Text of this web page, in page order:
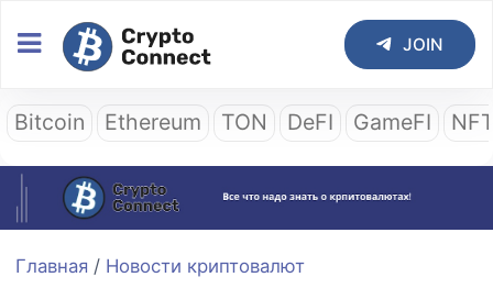
JOIN
Bitcoin Ethereum TON DeFI GameFI
Главная / Новости криптовалют